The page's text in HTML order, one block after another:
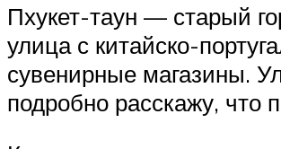
Пхукет-таун — старый
улица с китайско-
сувенирные магазины.
подробно расскажу, что